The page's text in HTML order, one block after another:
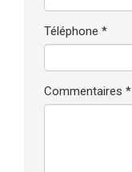
Téléphone *
Commentaires *